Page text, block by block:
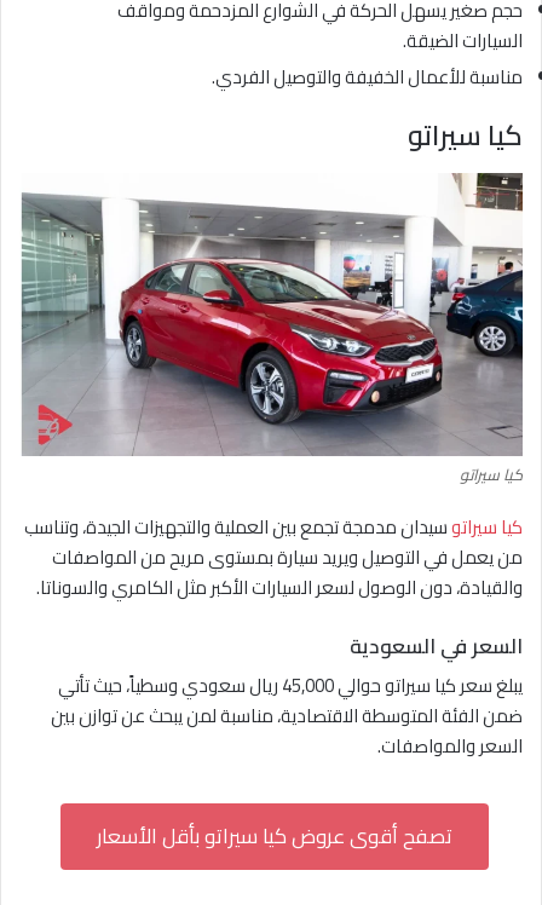
حجم صغير يسهل الحركة في الشوارع المزدحمة ومواقف
السيارات الضيقة.
مناسبة للأعمال الخفيفة والتوصيل الفردي.
كيا سيراتو
كيا سيراتو
كيا سيراتوسيدان مدمجة تجمع بين العملية والتجهيزات الجيدة، وتناسب
من يعمل في التوصيل ويريد سيارة بمستوى مريح من المواصفات
والقيادة، دون الوصول لسعر السيارات الأكبر مثل الكامري والسوناتا.
السعر في السعودية
يبلغ سعر كيا سيراتو حوالي 45,000 ريال سعودي وسطياً، حيث تأتي
ضمن الفئة المتوسطة الاقتصادية، مناسبة لمن يبحث عن توازن بين
السعر والمواصفات.
تصفح أقوى عروض كيا سيراتو بأقل الأسعار